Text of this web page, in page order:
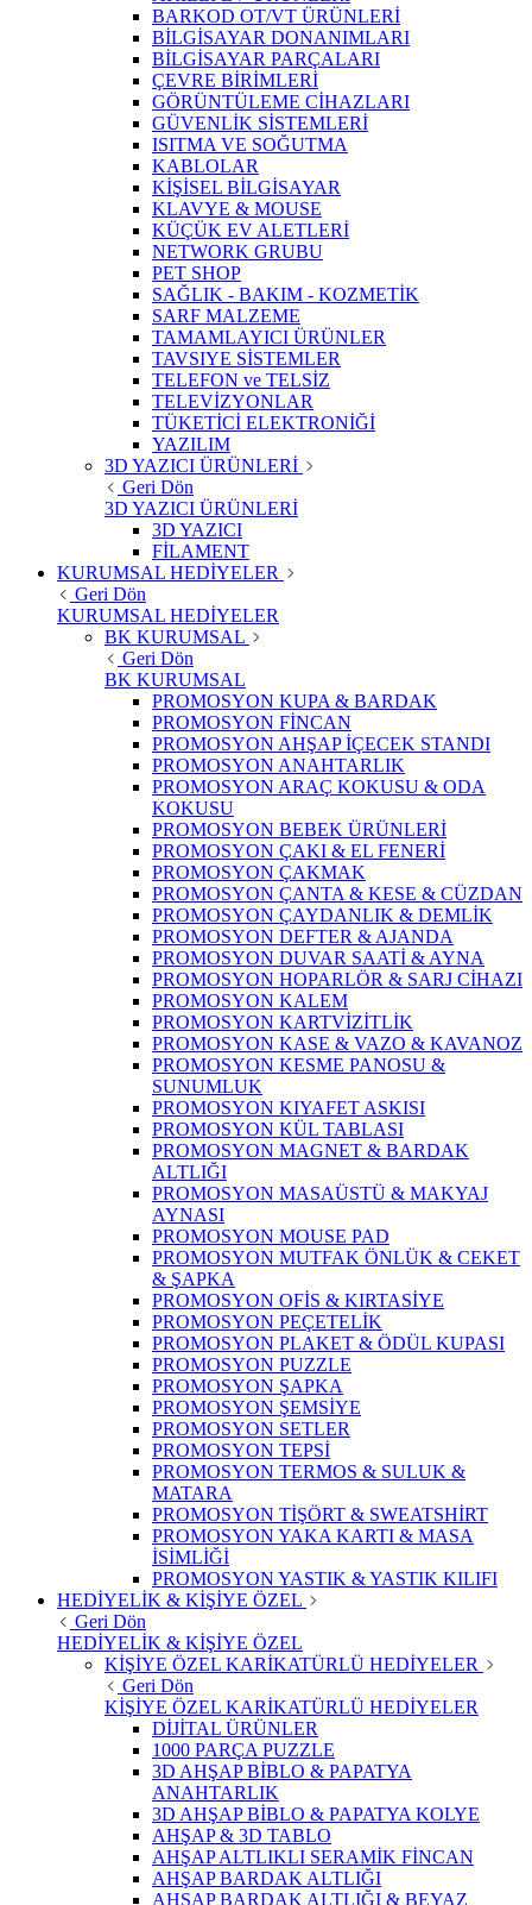
BARKOD OT/VT ÜRÜNLERİ
BİLGİSAYAR DONANIMLARI
BİLGİSAYAR PARÇALARI
ÇEVRE BİRİMLERİ
GÖRÜNTÜLEME CİHAZLARI
GÜVENLİK SİSTEMLERİ
ISITMA VE SOĞUTMA
KABLOLAR
KİŞİSEL BİLGİSAYAR
KLAVYE & MOUSE
KÜÇÜK EV ALETLERİ
NETWORK GRUBU
PET SHOP
SAĞLIK - BAKIM - KOZMETİK
SARF MALZEME
TAMAMLAYICI ÜRÜNLER
TAVSIYE SİSTEMLER
TELEFON ve TELSİZ
TELEVİZYONLAR
TÜKETİCİ ELEKTRONİĞİ
YAZILIM
3D YAZICI ÜRÜNLERİ
Geri Dön
3D YAZICI ÜRÜNLERİ
3D YAZICI
FİLAMENT
KURUMSAL HEDİYELER
Geri Dön
KURUMSAL HEDİYELER
BK KURUMSAL
Geri Dön
BK KURUMSAL
PROMOSYON KUPA & BARDAK
PROMOSYON FİNCAN
PROMOSYON AHŞAP İÇECEK STANDI
PROMOSYON ANAHTARLIK
PROMOSYON ARAÇ KOKUSU & ODA
KOKUSU
PROMOSYON BEBEK ÜRÜNLERİ
PROMOSYON ÇAKI & EL FENERİ
PROMOSYON ÇAKMAK
PROMOSYON ÇANTA & KESE & CÜZDAN
PROMOSYON ÇAYDANLIK & DEMLİK
PROMOSYON DEFTER & AJANDA
PROMOSYON DUVAR SAATİ & AYNA
PROMOSYON HOPARLÖR & SARJ CİHAZI
PROMOSYON KALEM
PROMOSYON KARTVİZİTLİK
PROMOSYON KASE & VAZO & KAVANOZ
PROMOSYON KESME PANOSU &
SUNUMLUK
PROMOSYON KIYAFET ASKISI
PROMOSYON KÜL TABLASI
PROMOSYON MAGNET & BARDAK
ALTLIĞI
PROMOSYON MASAÜSTÜ & MAKYAJ
AYNASI
PROMOSYON MOUSE PAD
PROMOSYON MUTFAK ÖNLÜK & CEKET
& ŞAPKA
PROMOSYON OFİS & KIRTASİYE
PROMOSYON PEÇETELİK
PROMOSYON PLAKET & ÖDÜL KUPASI
PROMOSYON PUZZLE
PROMOSYON ŞAPKA
PROMOSYON ŞEMSİYE
PROMOSYON SETLER
PROMOSYON TEPSİ
PROMOSYON TERMOS & SULUK &
MATARA
PROMOSYON TİŞÖRT & SWEATSHİRT
PROMOSYON YAKA KARTI & MASA
İSİMLİĞİ
PROMOSYON YASTIK & YASTIK KILIFI
HEDİYELİK & KİŞİYE ÖZEL
Geri Dön
HEDİYELİK & KİŞİYE ÖZEL
KİŞİYE ÖZEL KARİKATÜRLÜ HEDİYELER
Geri Dön
KİŞİYE ÖZEL KARİKATÜRLÜ HEDİYELER
DİJİTAL ÜRÜNLER
1000 PARÇA PUZZLE
3D AHŞAP BİBLO & PAPATYA
ANAHTARLIK
3D AHŞAP BİBLO & PAPATYA KOLYE
AHŞAP & 3D TABLO
AHŞAP ALTLIKLI SERAMİK FİNCAN
AHŞAP BARDAK ALTLIĞI
AHŞAP BARDAK ALTLIĞI & BEYAZ